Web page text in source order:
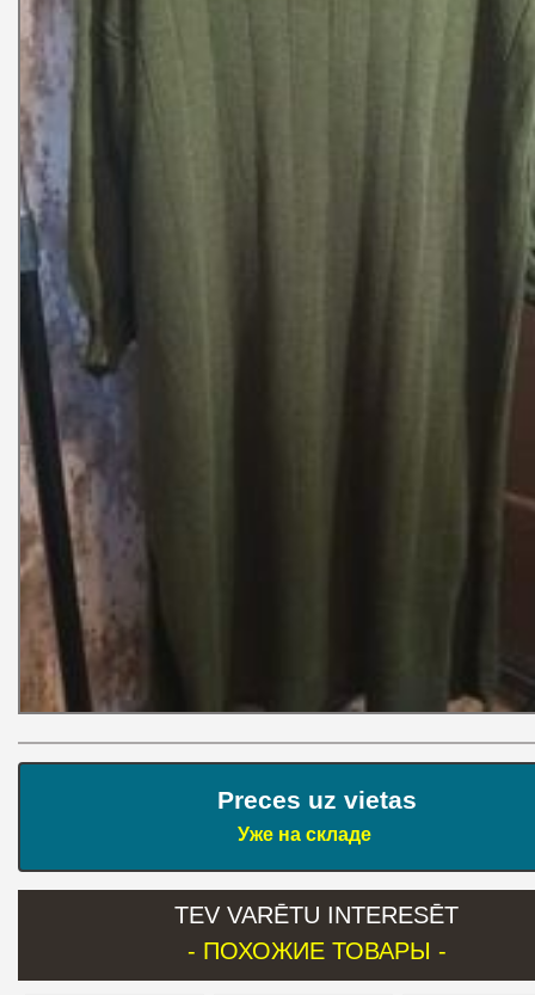
Preces uz vietas
Уже на складе
TEV VARĒTU INTERESĒT
- ПОХОЖИЕ ТОВАРЫ -